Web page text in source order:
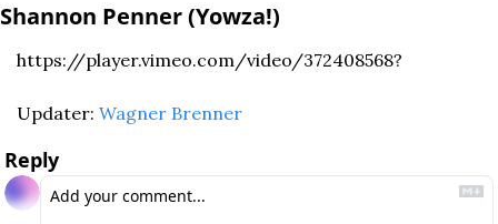
Shannon Penner (Yowza!)
https://player.vimeo.com/video/372408568?
Updater: Wagner Brenner
Reply